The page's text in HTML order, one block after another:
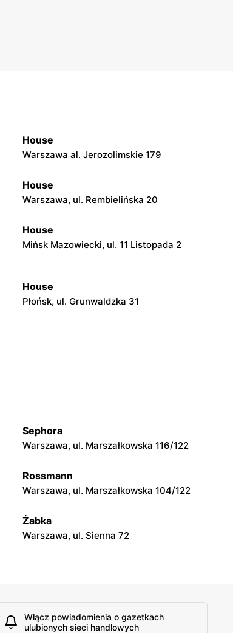
House
Warszawa al. Jerozolimskie 179
House
Warszawa, ul. Rembielińska 20
House
Mińsk Mazowiecki, ul. 11 Listopada 2
House
Płońsk, ul. Grunwaldzka 31
House
Ostrołęka, ul. Generała Armii Aleksandra
House
51
Sephora
Warszawa, ul. Marszałkowska 116/122
Rossmann
Warszawa, ul. Marszałkowska 104/122
Żabka
Warszawa, ul. Sienna 72
Włącz powiadomienia o gazetkach
ulubionych sieci handlowych